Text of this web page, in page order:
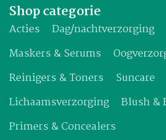
Shop categorie
Acties
Dag/nachtverzorging
Maskers & Serums
Reinigers & Toners
Suncare
Lichaamsverzorging
Blush &
Primers & Concealers